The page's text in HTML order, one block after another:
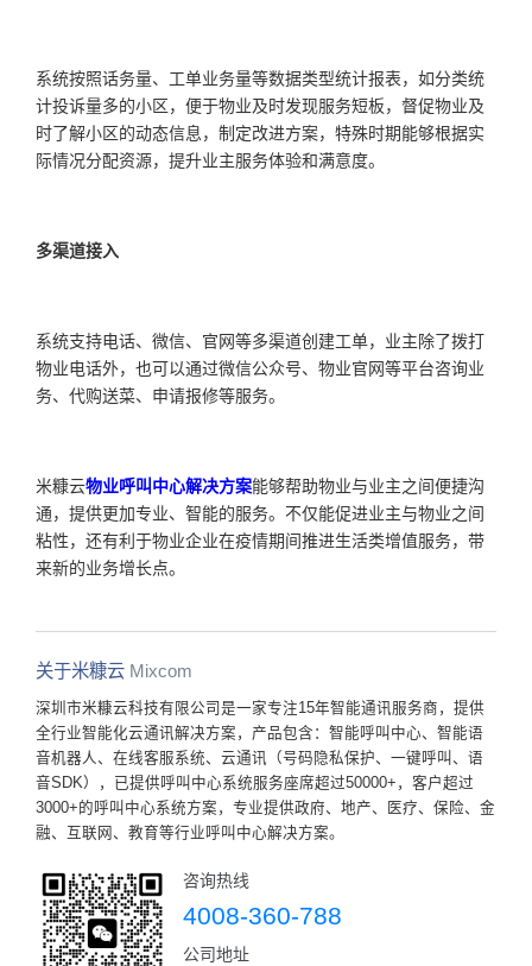
系统按照话务量、工单业务量等数据类型统计报表，如分类统
计投诉量多的小区，便于物业及时发现服务短板，督促物业及
时了解小区的动态信息，制定改进方案，特殊时期能够根据实
际情况分配资源，提升业主服务体验和满意度。
多渠道接入
系统支持电话、微信、官网等多渠道创建工单，业主除了拨打
物业电话外，也可以通过微信公众号、物业官网等平台咨询业
务、代购送菜、申请报修等服务。
米糠云物业呼叫中心解决方案能够帮助物业与业主之间便捷沟
通，提供更加专业、智能的服务。不仅能促进业主与物业之间
粘性，还有利于物业企业在疫情期间推进生活类增值服务，带
来新的业务增长点。
关于米糠云 Mixcom
深圳市米糠云科技有限公司是一家专注15年智能通讯服务商，提供
全行业智能化云通讯解决方案，产品包含：智能呼叫中心、智能语
音机器人、在线客服系统、云通讯（号码隐私保护、一键呼叫、语
音SDK），已提供呼叫中心系统服务座席超过50000+，客户超过
3000+的呼叫中心系统方案，专业提供政府、地产、医疗、保险、金
融、互联网、教育等行业呼叫中心解决方案。
咨询热线
4008-360-788
公司地址